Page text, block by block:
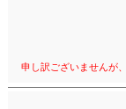
申し訳ございませんが